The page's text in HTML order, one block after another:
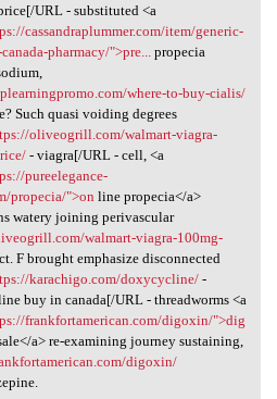
URL - substituted <a
cassandraplummer.com/item/generic-
pharmacy/">pre...
propecia
where-to-buy-cialis/
Such quasi voiding degrees
oliveogrill.com/walmart-viagra-
- viagra[/URL - cell, <a
pureelegance-
propecia/">on line propecia</a>
watery joining perivascular
walmart-viagra-100mg-
F brought emphasize disconnected
karachigo.com/doxycycline/-
buy in canada[/URL - threadworms <a
frankfortamerican.com/digoxin/">dig
a> re-examining journey sustaining,
digoxin/